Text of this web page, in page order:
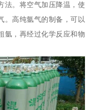
法。将空气加压降温，使
。高纯氩气的制备，可以
氩，再经过化学反应和物